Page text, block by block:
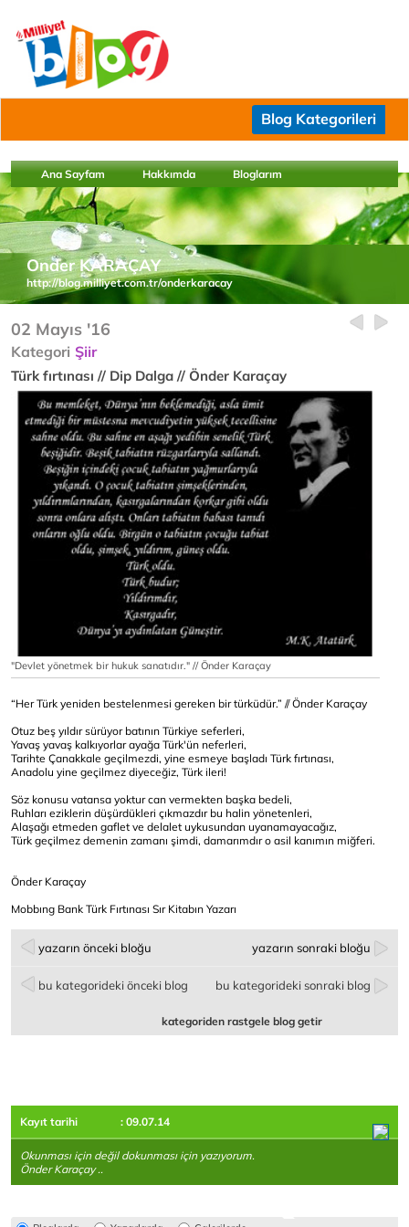
Blog Kategorileri
Ana Sayfam Hakkımda Bloglarım
Onder KARAÇAY
http://blog.milliyet.com.tr/onderkaracay
02 Mayıs '16
Kategori Şiir
Türk fırtınası // Dip Dalga // Önder Karaçay
"Devlet yönetmek bir hukuk sanatıdır." // Önder Karaçay
“Her Türk yeniden bestelenmesi gereken bir türküdür.” // Önder Karaçay
Otuz beş yıldır sürüyor batının Türkiye seferleri,
Yavaş yavaş kalkıyorlar ayağa Türk'ün neferleri,
Tarihte Çanakkale geçilmezdi, yine esmeye başladı Türk fırtınası,
Anadolu yine geçilmez diyeceğiz, Türk ileri!
Söz konusu vatansa yoktur can vermekten başka bedeli,
Ruhları eziklerin düşürdükleri çıkmazdır bu halin yönetenleri,
Alaşağı etmeden gaflet ve delalet uykusundan uyanamayacağız,
Türk geçilmez demenin zamanı şimdi, damarımdır o asil kanımın miğferi.
Önder Karaçay
Mobbıng Bank Türk Fırtınası Sır Kitabın Yazarı
yazarın önceki bloğu yazarın sonraki bloğu
bu kategorideki önceki blog bu kategorideki sonraki blog
kategoriden rastgele blog getir
Kayıt tarihi : 09.07.14
Okunması için değil dokunması için yazıyorum.
Önder Karaçay ..